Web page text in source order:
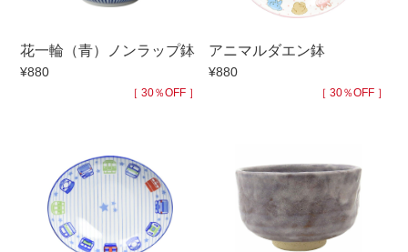
機能性
手ざわり
花一輪（青）ノンラップ鉢
¥880
［ 30％OFF ］
アニマルダエン鉢
¥880
［ 30％OFF ］